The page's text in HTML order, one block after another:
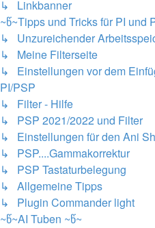
↳ Linkbanner
~წ~Tipps und Tricks für PI und
↳ Unzureichender
↳ Meine Filterseite
↳ Einstellungen vor dem
PI/PSP
↳ Filter - Hilfe
↳ PSP 2021/2022 und Filter
↳ Einstellungen für den Ani
↳ PSP....Gammakorrektur
↳ PSP Tastaturbelegung
↳ Allgemeine Tipps
↳ Plugin Commander light
~წ~AI Tuben ~წ~